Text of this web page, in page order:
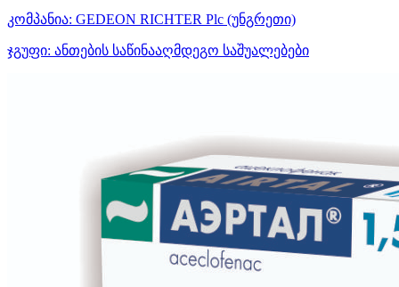
კომპანია: GEDEON RICHTER Plc (უნგრეთი)
ჯგუფი: ანთების საწინააღმდეგო საშუალებები